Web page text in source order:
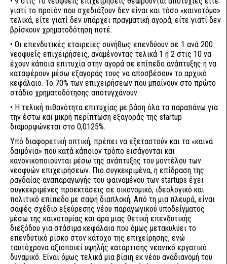
γιατί το προϊόν που σχεδιάζουν δεν είναι και τόσο «καινοτόμο»
τελικά, είτε γιατί δεν υπάρχει πραγματική αγορά, είτε γιατί δεν
βρίσκουν χρηματοδότηση ποτέ.
• Οι επενδυτικές εταιρείες συνήθως επενδύουν σε 1 ανά 200
νεοφυείς επιχειρήσεις, αναμένοντας τελικά 1 ή 2 στις 10 να
έχουν κάποια επιτυχία στην αγορά σε επίπεδο ανάπτυξης ή να
καταφέρουν μέσω εξαγοράς τους να αποσβέσουν το αρχικό
κεφάλαιο. Το 70% των επιχειρήσεων που μπαίνουν στο πρώτο
στάδιο χρηματοδότησης αποτυγχάνουν.
• Η τελική πιθανότητα επιτυχίας με βάση όλα τα παραπάνω για
την έστω και μικρή περίπτωση εξαγοράς της startup
διαμορφώνεται στο 0,0125%.
Υπό διαφορετική οπτική, πρέπει να εξεταστούν και τα «καινά
δαιμόνια» που κατά κάποιον τρόπο εισάγονται και
κανονικοποιούνται μέσω της ανάπτυξης του μοντέλου των
νεοφυών επιχειρήσεων. Πιο συγκεκριμένα, η επίδραση της
ραγδαίας αναπαραγωγής του φαινομένου των startups έχει
συγκεκριμένες προεκτάσεις σε οικονομικό, ιδεολογικό και
πολιτικό επίπεδο με σαφή διαπλοκή. Από τη μια πλευρά, είναι
σαφές σχέδιο εξεύρεσης νέου παραγωγικού υποδείγματος
μέσω της καινοτομίας και άρα μιας θετική επενδυτικής
διεξόδου για στάσιμα κεφάλαια που όμως μετακυλύει το
επενδυτικό ρίσκο στον κάτοχο της επιχείρησης, ενώ
ταυτόχρονα αξιοποιεί υψηλής κατάρτισης νεανικό εργατικό
δυναμικό. Είναι όμως τελικά μια βίαιη εκ νέου αναδιανομή του